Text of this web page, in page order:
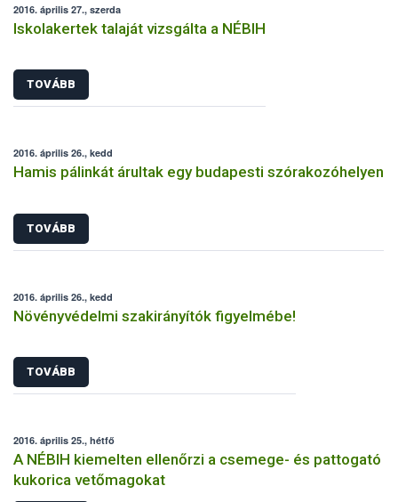
2016. április 27., szerda
Iskolakertek talaját vizsgálta a NÉBIH
TOVÁBB
2016. április 26., kedd
Hamis pálinkát árultak egy budapesti szórakozóhelyen
TOVÁBB
2016. április 26., kedd
Növényvédelmi szakirányítók figyelmébe!
TOVÁBB
2016. április 25., hétfő
A NÉBIH kiemelten ellenőrzi a csemege- és pattogató
kukorica vetőmagokat